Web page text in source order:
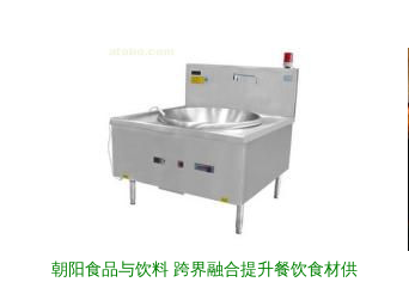
朝阳食品与饮料 跨界融合提升餐饮食材供